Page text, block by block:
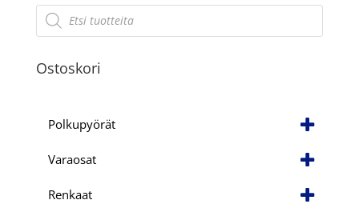
Products
search
Ostoskori
Polkupyörät
Varaosat
Renkaat